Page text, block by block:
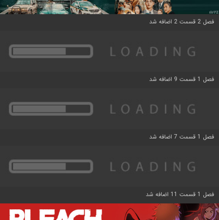
فصل 2 قسمت 2 اضافه شد
فصل 1 قسمت 9 اضافه شد
فصل 1 قسمت 7 اضافه شد
فصل 1 قسمت 11 اضافه شد